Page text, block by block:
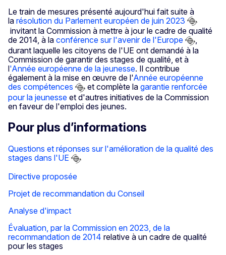
Le train de mesures présenté aujourd'hui fait suite à
la résolution du Parlement européen de juin 2023
invitant la Commission à mettre à jour le cadre de qualité
de 2014, à la conférence sur l'avenir de l'Europe
,
durant laquelle les citoyens de l'UE ont demandé à la
Commission de garantir des stages de qualité, et à
l'Année européenne de la jeunesse. Il contribue
également à la mise en œuvre de l'Année européenne
des compétences
et complète la garantie renforcée
pour la jeunesse et d'autres initiatives de la Commission
en faveur de l'emploi des jeunes.
Pour plus d’informations
Questions et réponses sur l'amélioration de la qualité des
stages dans l'UE
Directive proposée
Projet de recommandation du Conseil
Analyse d'impact
Évaluation, par la Commission en 2023, de la
recommandation de 2014 relative à un cadre de qualité
pour les stages